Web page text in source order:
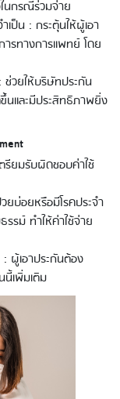
นกรณีร่วมจ่าย
เป็น : กระตุ้นให้ผู้เอา
รทางการแพทย์ โดย
วยให้บริษัทประกัน
นและมีประสิทธิภาพยิ่ง
รียมรับผิดชอบค่าใช้
บ่อยหรือมีโรคประจำ
รม์ ทำให้ค่าใช้จ่าย
: ผู้เอาประกันต้อง
นี้เพิ่มเติม